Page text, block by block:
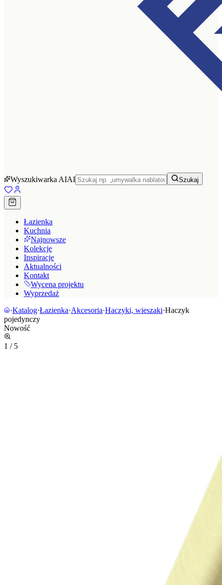
Wyszukiwarka AIAI Szukaj
Łazienka
Kuchnia
Najnowsze
Kolekcje
Inspiracje
Aktualności
Kontakt
Wycena projektu
Wyprzedaż
·Katalog·Łazienka·Akcesoria·Haczyki, wieszaki·Haczyk
pojedynczy
Nowość
1 / 5